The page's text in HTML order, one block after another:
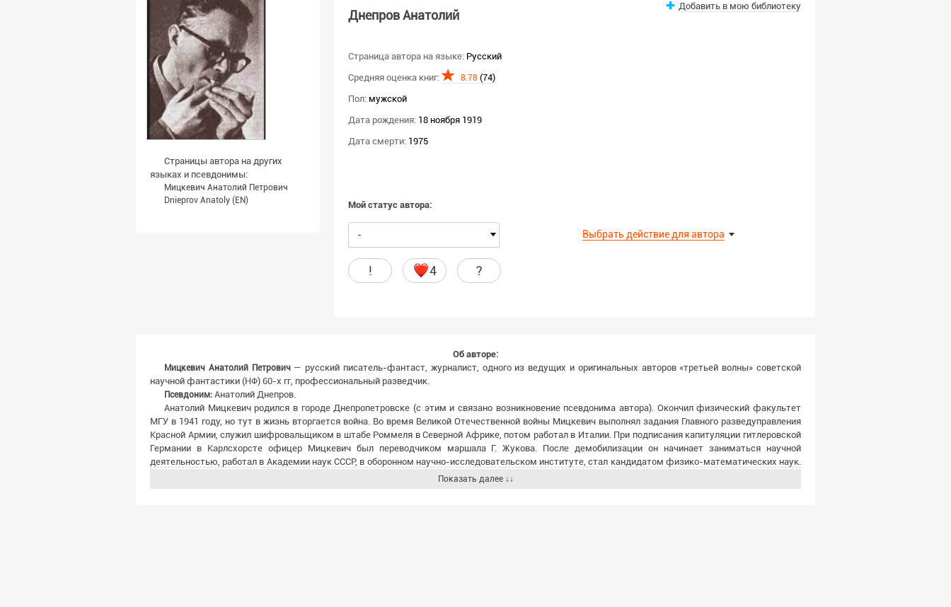
Страницы автора на других
языках и псевдонимы:
Мицкевич Анатолий Петрович
Dnieprov Anatoly (EN)
Днепров Анатолий
Добавить в мою библиотеку
Страница автора на языке: Русский
Средняя оценка книг:
8.78 (74)
Пол: мужской
Дата рождения: 18 ноября 1919
Дата смерти: 1975
Мой статус автора:
- Выбрать действие для автора
! 4 ?
Об авторе:
Мицкевич Анатолий Петрович — русский писатель-фантаст, журналист, одного из ведущих и оригинальных авторов «третьей волны» советской
научной фантастики (НФ) 60-х гг, профессиональный разведчик.
Псевдоним: Анатолий Днепров.
Анатолий Мицкевич родился в городе Днепропетровске (с этим и связано возникновение псевдонима автора). Окончил физический факультет
МГУ в 1941 году, но тут в жизнь вторгается война. Во время Великой Отечественной войны Мицкевич выполнял задания Главного разведуправления
Красной Армии, служил шифровальщиком в штабе Роммеля в Северной Африке, потом работал в Италии. При подписания капитуляции гитлеровской
Германии в Карлсхорсте офицер Мицкевич был переводчиком маршала Г. Жукова. После демобилизации он начинает заниматься научной
деятельностью, работал в Академии наук СССР, в оборонном научно-исследовательском институте, стал кандидатом физико-математических наук.
Такая биография не могла не отразиться на творчестве писателя, в котором присутствует антивоенная тематика, тема ответственности ученого за
Показать далее ↓↓